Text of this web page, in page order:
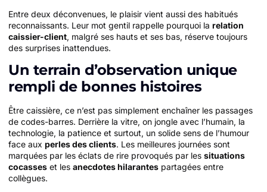
Entre deux déconvenues, le plaisir vient aussi des habitués
reconnaissants. Leur mot gentil rappelle pourquoi la relation
caissier-client, malgré ses hauts et ses bas, réserve toujours
des surprises inattendues.
Un terrain d’observation unique
rempli de bonnes histoires
Être caissière, ce n’est pas simplement enchaîner les passages
de codes-barres. Derrière la vitre, on jongle avec l’humain, la
technologie, la patience et surtout, un solide sens de l’humour
face aux perles des clients. Les meilleures journées sont
marquées par les éclats de rire provoqués par les situations
cocasses et les anecdotes hilarantes partagées entre
collègues.